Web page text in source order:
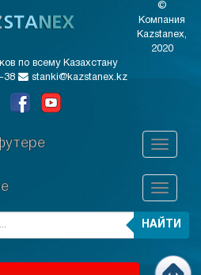
©
Компания
Kazstanex,
2020
по всему Казахстану
38
stanki@kazstanex.kz
НАЙТИ